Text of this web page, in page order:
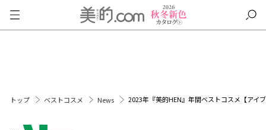
トップ ベストコスメ News 2023年『美的HEN』年間ベストコスメ【アイ